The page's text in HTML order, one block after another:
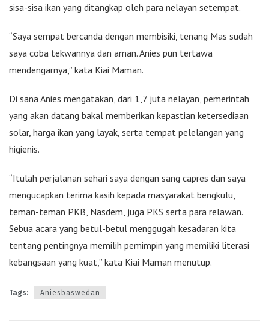
sisa-sisa ikan yang ditangkap oleh para nelayan setempat.
“Saya sempat bercanda dengan membisiki, tenang Mas sudah
saya coba tekwannya dan aman. Anies pun tertawa
mendengarnya,” kata Kiai Maman.
Di sana Anies mengatakan, dari 1,7 juta nelayan, pemerintah
yang akan datang bakal memberikan kepastian ketersediaan
solar, harga ikan yang layak, serta tempat pelelangan yang
higienis.
“Itulah perjalanan sehari saya dengan sang capres dan saya
mengucapkan terima kasih kepada masyarakat bengkulu,
teman-teman PKB, Nasdem, juga PKS serta para relawan.
Sebua acara yang betul-betul menggugah kesadaran kita
tentang pentingnya memilih pemimpin yang memiliki literasi
kebangsaan yang kuat,” kata Kiai Maman menutup.
Tags: Aniesbaswedan